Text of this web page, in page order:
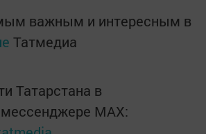
важным и интересным в
Татмедиа
Татарстана в
MАХ: